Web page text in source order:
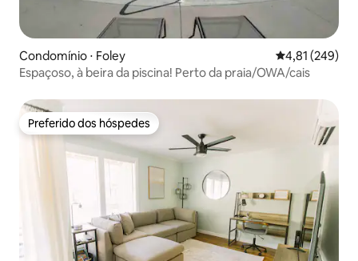
Condomínio ⋅ Foley 4,81 de uma
4,81 (249)
Espaçoso, à beira da piscina! Perto da praia/OWA/cais
Preferido dos hóspedes
Preferido dos hóspedes